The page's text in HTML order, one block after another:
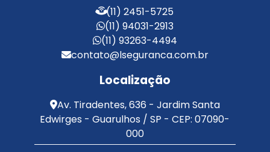
Terceirização de Facilities
Terceirização de Portaria
Zeladoria de Condomínios
(11) 2451-5725
(11) 94031-2913
(11) 93263-4494
contato@lseguranca.com.br
Localização
Av. Tiradentes, 636 - Jardim Santa
Edwirges - Guarulhos / SP - CEP: 07090-
000